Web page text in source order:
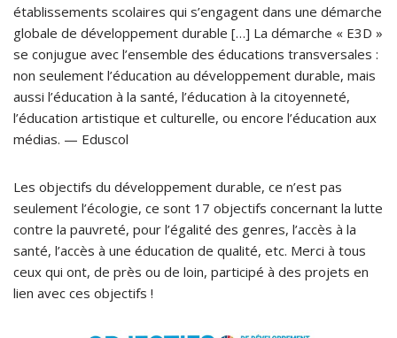
établissements scolaires qui s’engagent dans une démarche
globale de développement durable […] La démarche « E3D »
se conjugue avec l’ensemble des éducations transversales :
non seulement l’éducation au développement durable, mais
aussi l’éducation à la santé, l’éducation à la citoyenneté,
l’éducation artistique et culturelle, ou encore l’éducation aux
médias. — Eduscol
Les objectifs du développement durable, ce n’est pas
seulement l’écologie, ce sont 17 objectifs concernant la lutte
contre la pauvreté, pour l’égalité des genres, l’accès à la
santé, l’accès à une éducation de qualité, etc. Merci à tous
ceux qui ont, de près ou de loin, participé à des projets en
lien avec ces objectifs !